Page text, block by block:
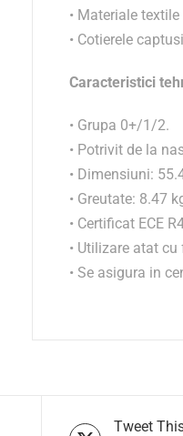
• Materiale textile
• Cotierele
Caracteristici
• Grupa 0+/1/2.
• Potrivit de la
• Dimensiuni:
• Greutate: 8.47
• Certificat ECE
• Utilizare atat
• Se asigura in
Tweet